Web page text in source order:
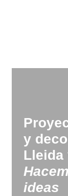
y
Lleida
ideas